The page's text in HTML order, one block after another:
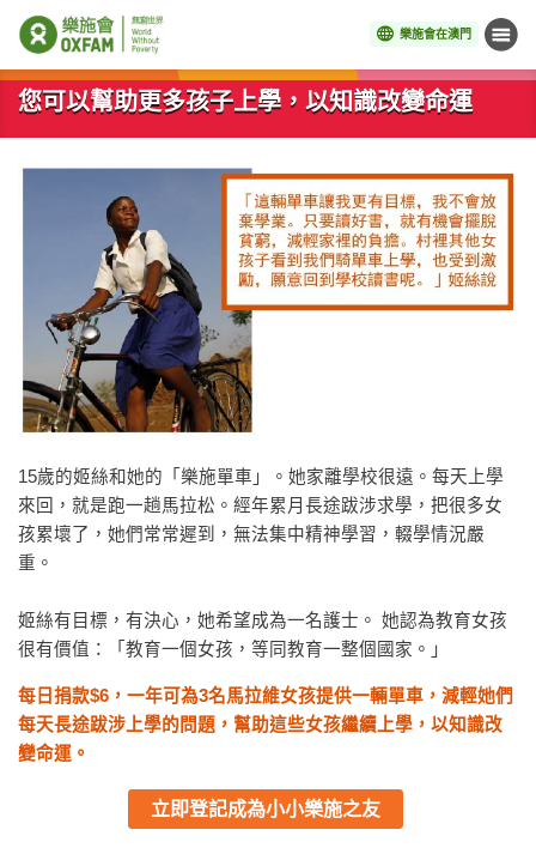
樂施會在澳門 目錄
開始主要內容
您可以幫助更多孩子上學，以知識改變命運
15歲的姬絲和她的「樂施單車」。她家離學校很遠。每天上學
來回，就是跑一趟馬拉松。經年累月長途跋涉求學，把很多女
孩累壞了，她們常常遲到，無法集中精神學習，輟學情況嚴
重。
姬絲有目標，有決心，她希望成為一名護士。 她認為教育女孩
很有價值：「教育一個女孩，等同教育一整個國家。」
每日捐款$6， 一年可為3名馬拉維女孩提供一輛單車，減輕她們
每天長途跋涉上學的問題 ， 幫助這些女孩繼續上學，以知識改
變命運 。
立即登記成為小小樂施之友